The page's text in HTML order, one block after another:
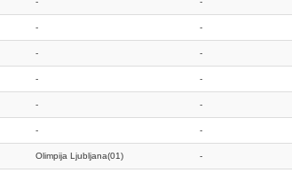
- -
- -
- -
- -
- -
Olimpija Ljubljana(01) -